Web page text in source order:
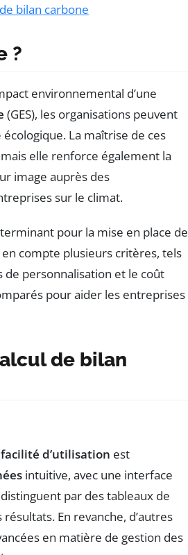
bilan carbone
?
environnemental d’une
(GES), les organisations peuvent
La maîtrise de ces
elle renforce également la
image auprès des
sur le climat.
pour la mise en place de
compte plusieurs critères, tels
de personnalisation et le coût
pour aider les entreprises
de bilan
facilité d’utilisation est
intuitive, avec une interface
par des tableaux de
En revanche, d’autres
en matière de gestion des